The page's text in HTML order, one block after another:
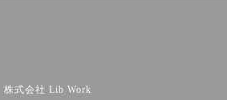
株式会社 Lib Work